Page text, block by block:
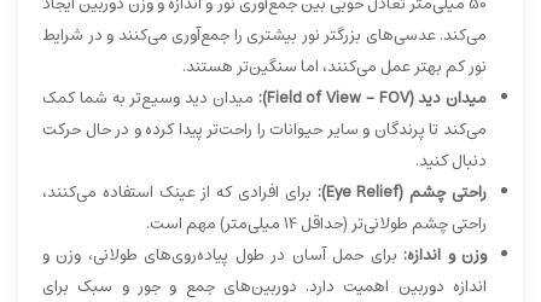
می‌کند. عدسی‌های بزرگتر نور بیشتری را جمع‌آوری می‌کنند و در شرایط
نور کم بهتر عمل می‌کنند، اما سنگین‌تر هستند.
میدان دید (Field of View - FOV):
میدان دید وسیع‌تر به شما کمک
می‌کند تا پرندگان و سایر حیوانات را راحت‌تر پیدا کرده و در حال حرکت
دنبال کنید.
راحتی چشم (Eye Relief):
برای افرادی که از عینک استفاده می‌کنند،
راحتی چشم طولانی‌تر (حداقل 14 میلی‌متر) مهم است.
وزن و اندازه: برای حمل آسان در طول پیاده‌روی‌های طولانی، وزن و
اندازه دوربین اهمیت دارد. دوربین‌های جمع و جور و سبک برای